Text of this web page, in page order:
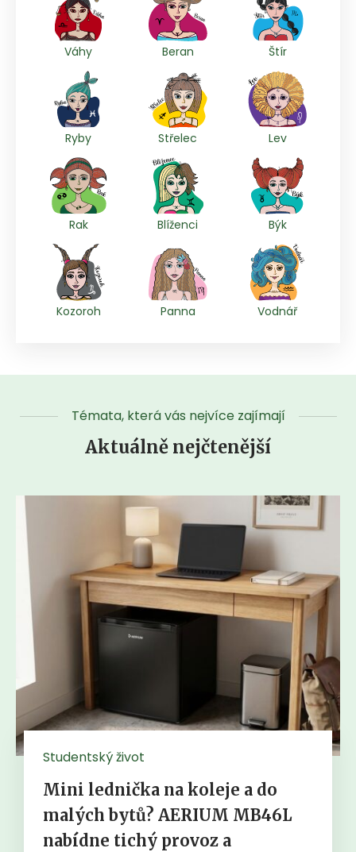
Váhy Beran Štír
Ryby Střelec Lev
Rak Blíženci Býk
Kozoroh Panna Vodnář
Témata, která vás nejvíce zajímají
Aktuálně nejčtenější
Studentský život
Mini lednička na koleje a do
malých bytů? AERIUM MB46L
nabídne tichý provoz a